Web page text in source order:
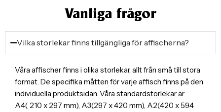
Vanliga frågor
Vilka storlekar finns tillgängliga för affischerna?
Våra affischer finns i olika storlekar, allt från små till stora
format. De specifika måtten för varje affisch finns på den
individuella produktsidan. Våra standardstorlekar är
A4( 210 x 297 mm), A3(297 x 420 mm), A2(420 x 594